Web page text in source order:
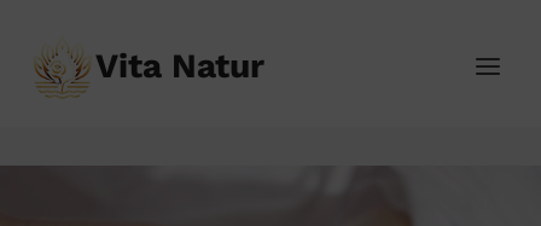
obsah
Vita Natur